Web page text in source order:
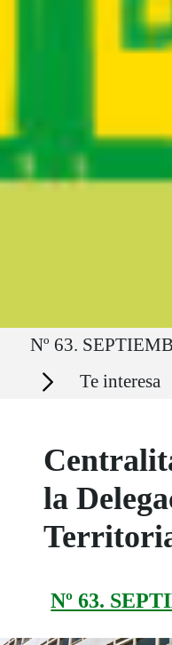
Ruta del sitio
Nº 63.
Secciones Te interesa
la
Nº 63.